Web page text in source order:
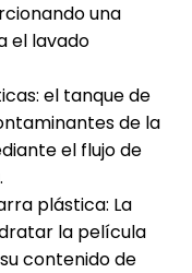
una
el lavado
el tanque de
de la
el flujo de
plástica: La
la película
contenido de